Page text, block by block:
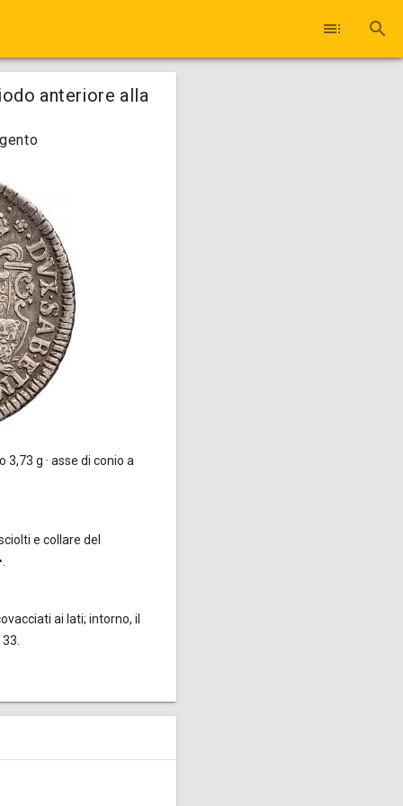
toc search
anteriore alla
g · asse di conio a
e collare del
ai lati; intorno, il